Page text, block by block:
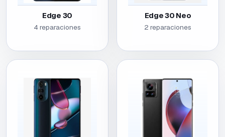
Edge 30
4 reparaciones
Edge 30 Neo
2 reparaciones